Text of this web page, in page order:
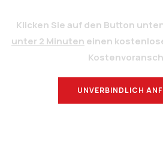
Klicken Sie auf den Button
unter 2 Minuten einen
UNVERBINDLICH